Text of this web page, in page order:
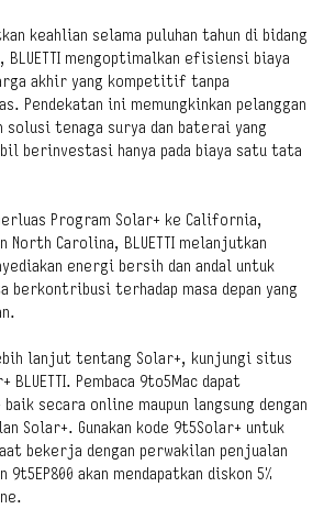
keahlian selama puluhan tahun di bidang
mengoptimalkan efisiensi biaya
akhir yang kompetitif tanpa
Pendekatan ini memungkinkan pelanggan
solusi tenaga surya dan baterai yang
berinvestasi hanya pada biaya satu tata
Program Solar+ ke California,
North Carolina, BLUETTI melanjutkan
energi bersih dan andal untuk
berkontribusi terhadap masa depan yang
lanjut tentang Solar+, kunjungi situs
BLUETTI. Pembaca 9to5Mac dapat
secara online maupun langsung dengan
Solar+. Gunakan kode 9t5Solar+ untuk
bekerja dengan perwakilan penjualan
9t5EP800 akan mendapatkan diskon 5%